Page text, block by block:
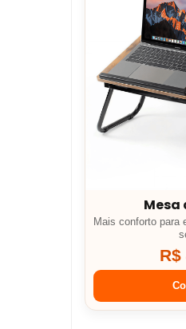
Mesa
Mais conforto para
R$